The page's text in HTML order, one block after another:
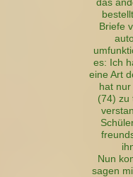
Briefe
es: Ich
eine Art
hat
(74) zu
Nun
sagen